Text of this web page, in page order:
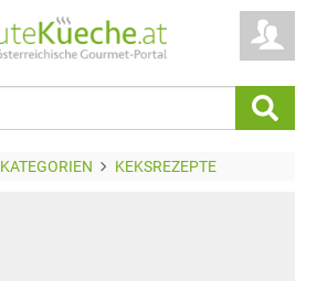
KATEGORIEN KEKSREZEPTE